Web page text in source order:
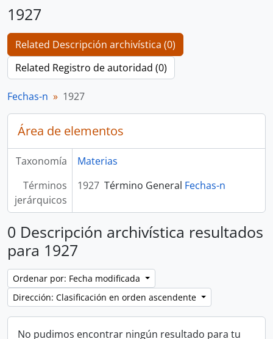
1927
Related Descripción archivística (0)
Related Registro de autoridad (0)
Fechas-n 1927
Área de elementos
Taxonomía
Materias
Términos
jerárquicos
1927 Término General Fechas-n
0 Descripción archivística resultados
para 1927
Ordenar por: Fecha modificada
Dirección: Clasificación en orden ascendente
No pudimos encontrar ningún resultado para tu